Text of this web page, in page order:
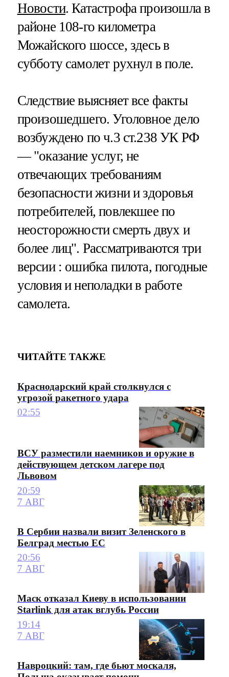
Новости. Катастрофа произошла в
районе 108-го километра
Можайского шоссе, здесь в
субботу самолет рухнул в поле.
Следствие выясняет все факты
произошедшего. Уголовное дело
возбуждено по ч.3 ст.238 УК РФ
— "оказание услуг, не
отвечающих требованиям
безопасности жизни и здоровья
потребителей, повлекшее по
неосторожности смерть двух и
более лиц". Рассматриваются три
версии : ошибка пилота, погодные
условия и неполадки в работе
самолета.
ЧИТАЙТЕ ТАКЖЕ
Краснодарский край столкнулся с
угрозой ракетного удара
02:55
ВСУ разместили наемников и оружие в
действующем детском лагере под
Львовом
20:59
7 АВГ
В Сербии назвали визит Зеленского в
Белград местью ЕС
20:56
7 АВГ
Маск отказал Киеву в использовании
Starlink для атак вглубь России
19:14
7 АВГ
Навроцкий: там, где бьют москаля,